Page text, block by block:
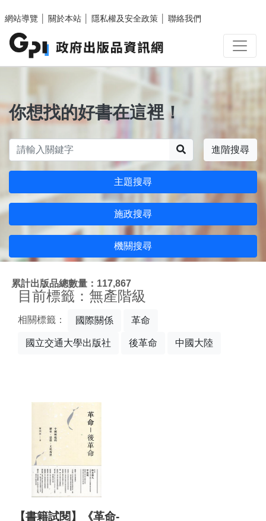
網站導覽
關於本站 隱私權及安全政策 聯絡我們
你想找的好書在這裡！
進階搜尋
主題搜尋
施政搜尋
機關搜尋
累計出版品總數量：117,867
目前標籤：無產階級
相關標籤： 國際關係 革命
國立交通大學出版社 後革命 中國大陸
【書籍試閱】《革命-